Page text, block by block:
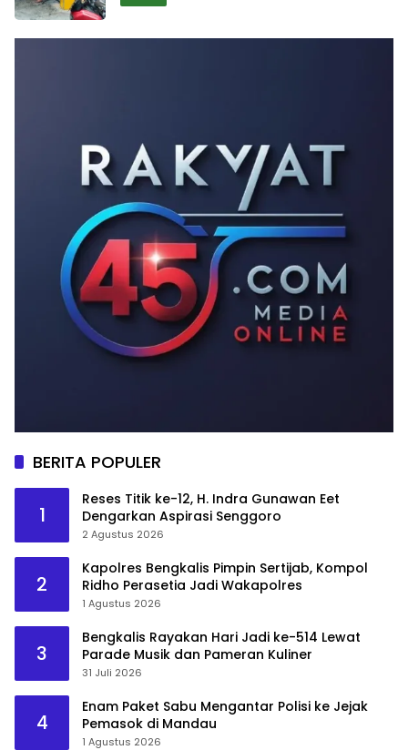
BERITA POPULER
1
Reses Titik ke-12, H. Indra Gunawan Eet
Dengarkan Aspirasi Senggoro
2 Agustus 2026
2
Kapolres Bengkalis Pimpin Sertijab, Kompol
Ridho Perasetia Jadi Wakapolres
1 Agustus 2026
3
Bengkalis Rayakan Hari Jadi ke-514 Lewat
Parade Musik dan Pameran Kuliner
31 Juli 2026
4
Enam Paket Sabu Mengantar Polisi ke Jejak
Pemasok di Mandau
1 Agustus 2026